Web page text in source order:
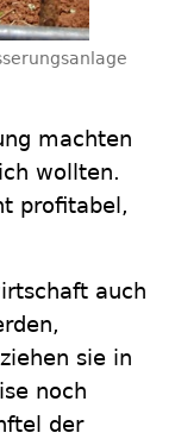
machten
wollten.
profitabel,
auch
sie in
noch
der